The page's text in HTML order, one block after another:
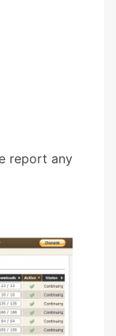
report any